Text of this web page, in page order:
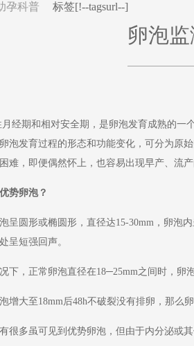
孕科普 标签[!--tagsurl--]
卵泡
期和相对安全期，是卵泡发育成熟的一个
泡发育过程的形态和功能变化，可分为原
难，即便偶然怀上，也容易出现早产、流
卵泡？
圆形或椭圆形，直径达15-30mm，卵泡内
呈短强回声。
，正常卵泡直径在18─25mm之间时，卵泡
大至18mm后48h不破裂没有排卵，那么卵
多虽可见到优势卵泡，但由于内分泌或其